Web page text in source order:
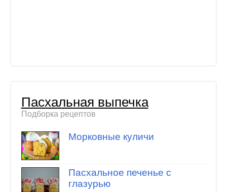
Пасхальная выпечка
Подборка рецептов
Морковные куличи
Пасхальное печенье с
глазурью